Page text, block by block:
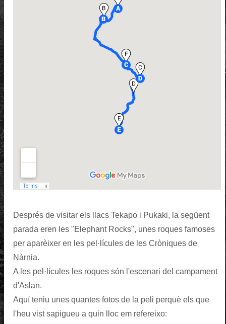
Després de visitar els llacs Tekapo i Pukaki, la següent
parada eren les "Elephant Rocks", unes roques famoses
per aparèixer en les pel·lícules de les Cròniques de
Nàrnia.
A les pel·lícules les roques són l'escenari del campament
d'Aslan.
Aquí teniu unes quantes fotos de la peli perquè els que
l'heu vist sapigueu a quin lloc em refereixo: